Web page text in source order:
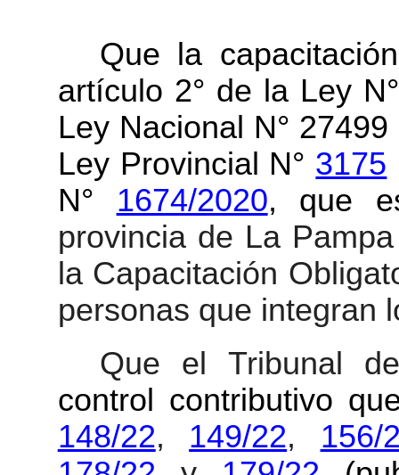
Que la
artículo 2° de la Ley
Ley Nacional N°
Ley Provincial N° 3175
N° 1674/2020, que
provincia de La
la Capacitación
personas que integran
Que el Tribunal
control contributivo
148/22, 149/22, 156/